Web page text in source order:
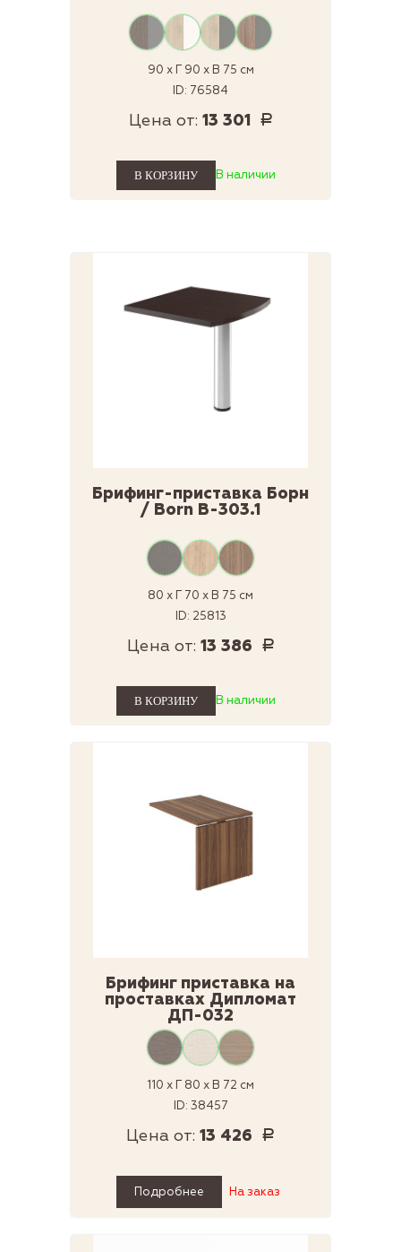
90 x Г 90 x В 75 см
ID: 76584
Цена от: 13 301 Р
В наличии
Брифинг-приставка Борн
/ Born В-303.1
80 x Г 70 x В 75 см
ID: 25813
Цена от: 13 386 Р
В наличии
Брифинг приставка на
проставках Дипломат
ДП-032
110 x Г 80 x В 72 см
ID: 38457
Цена от: 13 426 Р
Подробнее На заказ